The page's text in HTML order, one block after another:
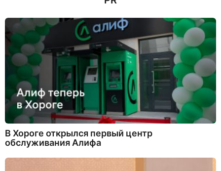
В Хороге открылся первый центр
обслуживания Алифа